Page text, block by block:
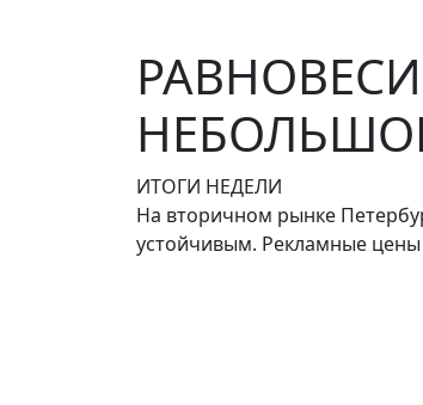
ИТОГИ НЕДЕЛИ
На вторичном рынке
устойчивым. Рекламные цены